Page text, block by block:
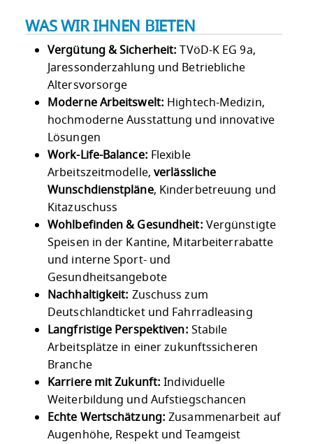
WAS WIR IHNEN BIETEN
Vergütung & Sicherheit: TVöD-K EG 9a,
Jaressonderzahlung und Betriebliche
Altersvorsorge
Moderne Arbeitswelt: Hightech-Medizin,
hochmoderne Ausstattung und innovative
Lösungen
Work-Life-Balance: Flexible
Arbeitszeitmodelle,verlässliche
Wunschdienstpläne, Kinderbetreuung und
Kitazuschuss
Wohlbefinden & Gesundheit: Vergünstigte
Speisen in der Kantine, Mitarbeiterrabatte
und interne Sport- und
Gesundheitsangebote
Nachhaltigkeit: Zuschuss zum
Deutschlandticket und Fahrradleasing
Langfristige Perspektiven: Stabile
Arbeitsplätze in einer zukunftssicheren
Branche
Karriere mit Zukunft: Individuelle
Weiterbildung und Aufstiegschancen
Echte Wertschätzung: Zusammenarbeit auf
Augenhöhe, Respekt und Teamgeist